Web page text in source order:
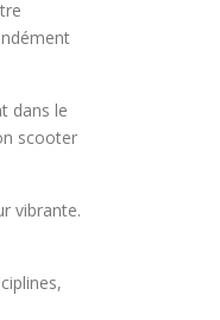
dans le
scooter
vibrante.